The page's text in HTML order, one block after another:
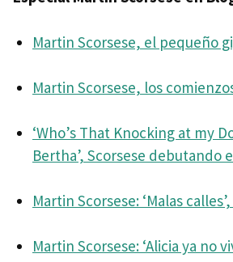
Martin Scorsese, el pequeño
Martin Scorsese, los
‘Who’s That Knocking at my
Bertha’, Scorsese debutando
Martin Scorsese: ‘Malas
Martin Scorsese: ‘Alicia ya no